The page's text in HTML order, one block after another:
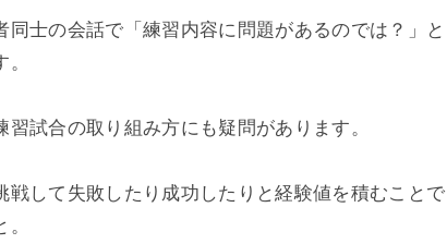
士の会話で「練習内容に問題があるのでは？」と
試合の取り組み方にも疑問があります。
して失敗したり成功したりと経験値を積むことで